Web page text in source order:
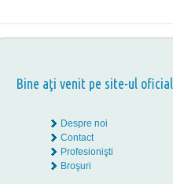
Bine aţi venit pe site-ul
Despre noi
Contact
Profesionişti
Broşuri